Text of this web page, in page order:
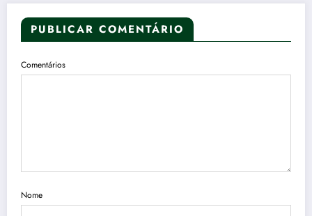
PUBLICAR COMENTÁRIO
Comentários
Nome